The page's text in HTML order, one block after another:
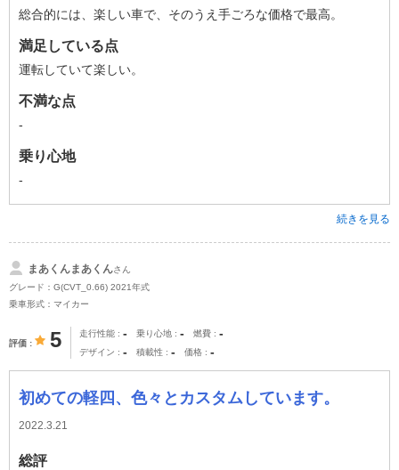
総合的には、楽しい車で、そのうえ手ごろな価格で最高。
満足している点
運転していて楽しい。
不満な点
-
乗り心地
-
続きを見る
まあくんまあくんさん
グレード：G(CVT_0.66) 2021年式
乗車形式：マイカー
評価 5 走行性能 - 乗り心地 - 燃費 -
デザイン - 積載性 - 価格 -
初めての軽四、色々とカスタムしています。
2022.3.21
総評